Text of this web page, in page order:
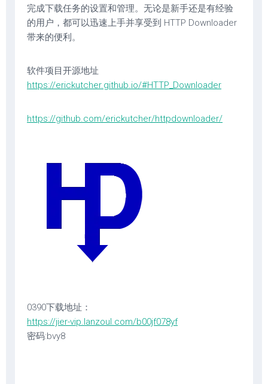
完成下载任务的设置和管理。无论是新手还是有经验
的用户，都可以迅速上手并享受到 HTTP Downloader
带来的便利。
软件项目开源地址
https://erickutcher.github.io/#HTTP_Downloader
https://github.com/erickutcher/httpdownloader/
0390下载地址：
https://jier-vip.lanzoul.com/b00jf078yf
密码:bvy8